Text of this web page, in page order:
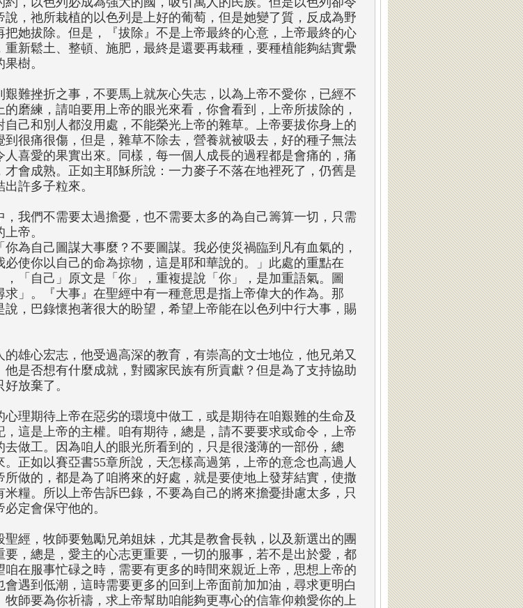
說，祂所栽植的以色列是上好的葡萄，但是她變了質，反成為野
把她拔除。但是，『拔除』不是上帝最終的心意，上帝最終的心
重新鬆土、整頓、施肥，最終是還要再栽種，要種植能夠結實纍
樹。
艱難挫折之事，不要馬上就灰心失志，以為上帝不愛你，已經不
磨練，請咱要用上帝的眼光來看，你會看到，上帝所拔除的，
自己和別人都沒用處，不能榮光上帝的雜草。上帝要拔你身上的
到很痛很傷，但是，雜草不除去，營養就被吸去，好的種子無法
人喜愛的果實出來。同樣，每一個人成長的過程都是會痛的，痛
才會成熟。正如主耶穌所說：一力麥子不落在地裡死了，仍舊是
許多子粒來。
，我們不需要太過擔憂，也不需要太多的為自己籌算一切，只需
帝。
為自己圖謀大事麼？不要圖謀。我必使災禍臨到凡有血氣的，
必使你以自己的命為掠物，這是耶和華說的。」此處的重點在
，「自己」原文是「你」，重複提說「你」，是加重語氣。圖
求」。『大事』在聖經中有一種意思是指上帝偉大的作為。那
說，巴錄懷抱著很大的盼望，希望上帝能在以色列中行大事，賜
的雄心宏志，他受過高深的教育，有崇高的文士地位，他兄弟又
他是否想有什麼成就，對國家民族有所貢獻？但是為了支持協助
放棄了。
理期待上帝在惡劣的環境中做工，或是期待在咱艱難的生命及
，這是上帝的主權。咱有期待，總是，請不要要求或命令，上帝
去做工。因為咱人的眼光所看到的，只是很淺薄的一部份，總
正如以賽亞書55章所說，天怎樣高過第，上帝的意念也高過人
所做的，都是為了咱將來的好處，就是要使地上發芽結實，使撒
糧。所以上帝告訴巴錄，不要為自己的將來擔憂掛慮太多，只
定會保守他的。
經，牧師要勉勵兄弟姐妹，尤其是教會長執，以及新選出的團
要，總是，愛主的心志更重要，一切的服事，若不是出於愛，都
咱在服事忙碌之時，需要有更多的時間來親近上帝，思想上帝的
遇到低潮，這時需要更多的回到上帝面前加加油，尋求更明白
牧師要為你祈禱，求上帝幫助咱能夠更專心的信靠仰賴愛你的上